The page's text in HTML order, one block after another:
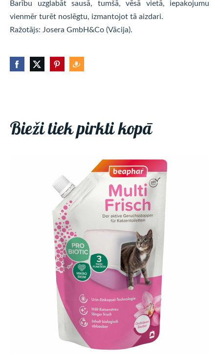
Barību uzglabāt sausā, tumšā, vēsā vietā, iepakojumu
vienmēr turēt noslēgtu, izmantojot tā aizdari.
Ražotājs: Josera GmbH&Co (Vācija).
Bieži tiek pirkti kopā